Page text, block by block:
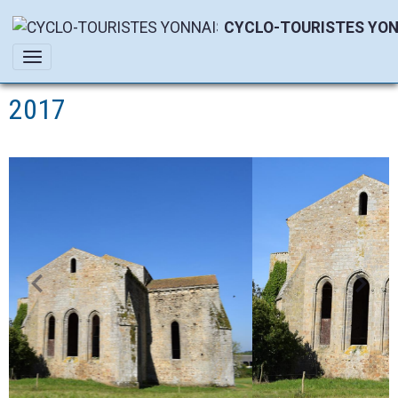
CYCLO-TOURISTES
2017